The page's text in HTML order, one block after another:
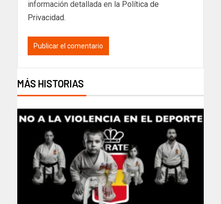
información detallada en la Política de
Privacidad.
MÁS HISTORIAS